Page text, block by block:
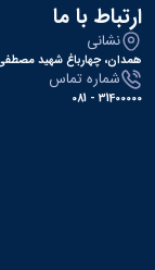
ارتباط با ما
نشانی
همدان، چهارباغ شهید
شماره تماس
31400000 - 081